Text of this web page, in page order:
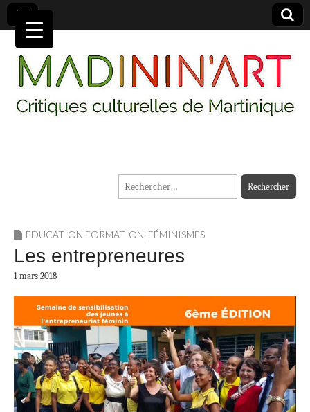
MADININ'ART
Rechercher :
EDUCATION FORMATION, FÉMINISMES
Les entrepreneures
1 mars 2018